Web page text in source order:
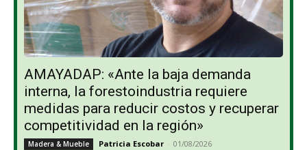
AMAYADAP: «Ante la baja demanda
interna, la forestoindustria requiere
medidas para reducir costos y recuperar
competitividad en la región»
Madera & Mueble Patricia Escobar - 01/08/2026